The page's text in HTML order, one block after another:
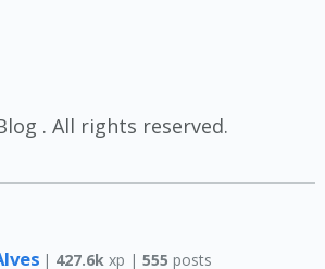
. All rights reserved.
| 427.6k xp |555 posts